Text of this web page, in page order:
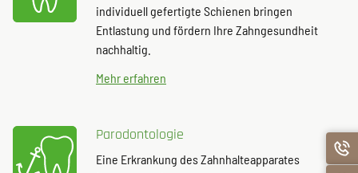
individuell gefertigte Schienen bringen
Entlastung und fördern Ihre Zahngesundheit
nachhaltig.
Mehr erfahren
Parodontologie
Eine Erkrankung des Zahnhalteapparates